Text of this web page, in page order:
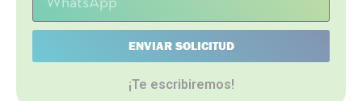
ENVIAR SOLICITUD
¡Te escribiremos!